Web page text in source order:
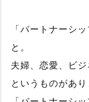
「パートナーシ
と。
夫婦、恋愛、ビ
というものがあり